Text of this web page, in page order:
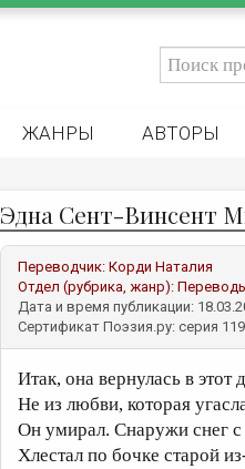
ЖАНРЫ АВТОРЫ
Эдна Сент-Винсент
Переводчик: Корди Наталия
Отдел (рубрика, жанр):
Дата и время публикации:
Сертификат Поэзия.ру: серия
Итак, она вернулась в этот
Не из любви, которая
Он умирал. Снаружи снег
Хлестал по бочке старой